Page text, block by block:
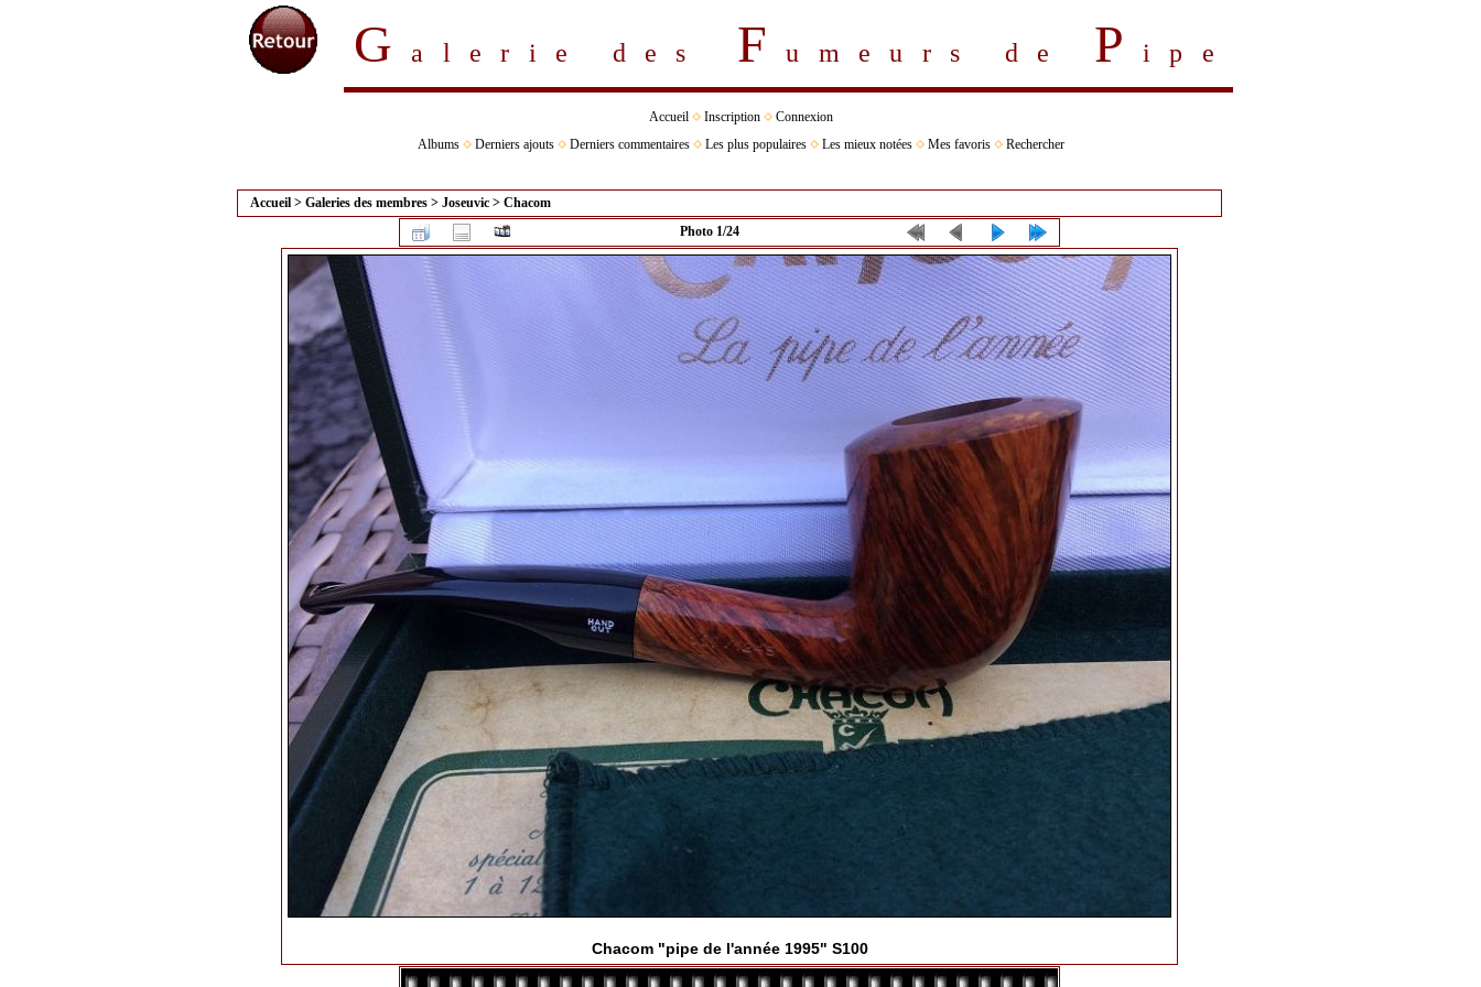
Galerie des Fumeurs de P ipe
Accueil Inscription
Connexion
Albums
Derniers ajouts Derniers commentaires Les plus populaires Les mieux notées Mes favoris Rechercher
Accueil > Galeries des membres > Joseuvic > Chacom
Photo 1/24
Chacom "pipe de l'année 1995" S100